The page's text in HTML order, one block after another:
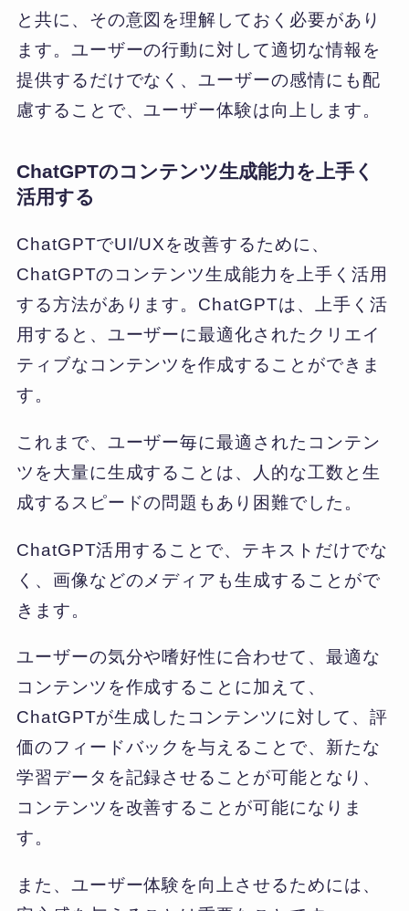
と共に、その意図を理解しておく必要があり
ます。ユーザーの行動に対して適切な情報を
提供するだけでなく、ユーザーの感情にも配
慮することで、ユーザー体験は向上します。
ChatGPTのコンテンツ生成能力を上手く
活用する
ChatGPTでUI/UXを改善するために、
ChatGPTのコンテンツ生成能力を上手く活用
する方法があります。ChatGPTは、上手く活
用すると、ユーザーに最適化されたクリエイ
ティブなコンテンツを作成することができま
す。
これまで、ユーザー毎に最適されたコンテン
ツを大量に生成することは、人的な工数と生
成するスピードの問題もあり困難でした。
ChatGPT活用することで、テキストだけでな
く、画像などのメディアも生成することがで
きます。
ユーザーの気分や嗜好性に合わせて、最適な
コンテンツを作成することに加えて、
ChatGPTが生成したコンテンツに対して、評
価のフィードバックを与えることで、新たな
学習データを記録させることが可能となり、
コンテンツを改善することが可能になりま
す。
また、ユーザー体験を向上させるためには、